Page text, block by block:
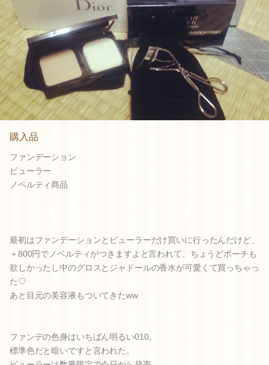
購入品
ファンデーション
ビューラー
ノベルティ商品
最初はファンデーションとビューラーだけ買いに行ったんだけど、
＋800円でノベルティがつきますよと言われて、ちょうどポーチも
欲しかったし中のグロスとジャドールの香水が可愛くて買っちゃっ
た♡
あと目元の美容液もついてきたww
ファンデの色身はいちばん明るい010。
標準色だと暗いですと言われた。